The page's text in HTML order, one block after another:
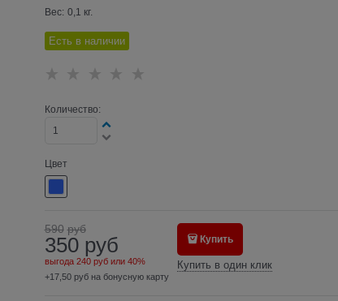
Вес: 0,1 кг.
Есть в наличии
Количество:
Цвет
590 руб
350 руб
выгода 240 рубили 40%
+17,50 руб на бонусную карту
Купить
Купить в один клик